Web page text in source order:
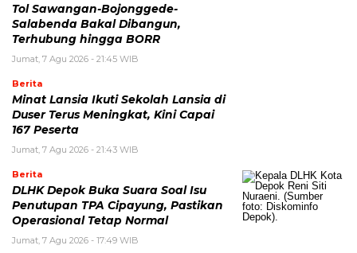
Tol Sawangan-Bojonggede-
Salabenda Bakal Dibangun,
Terhubung hingga BORR
Jumat, 7 Agu 2026 - 21:45 WIB
Berita
Minat Lansia Ikuti Sekolah Lansia di
Duser Terus Meningkat, Kini Capai
167 Peserta
Jumat, 7 Agu 2026 - 21:43 WIB
Berita
DLHK Depok Buka Suara Soal Isu
Penutupan TPA Cipayung, Pastikan
Operasional Tetap Normal
Jumat, 7 Agu 2026 - 17:49 WIB